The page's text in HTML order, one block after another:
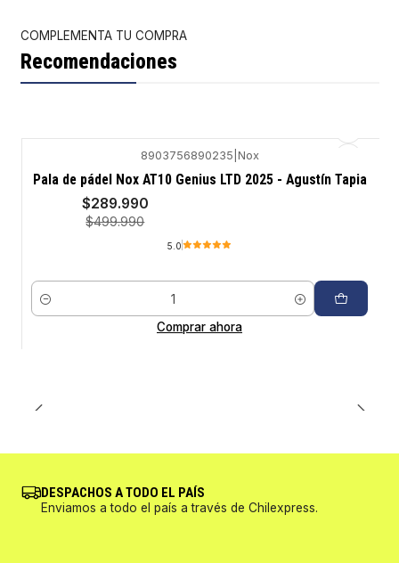
COMPLEMENTA TU COMPRA
Recomendaciones
-42%
8903756890235 Nox
Pala de pádel Nox AT10 Genius LTD 2025 - Agustín Tapia
$289.990
$499.990
5.0
Cantidad
Comprar ahora
DESPACHOS A TODO EL PAÍS
Enviamos a todo el país a través de Chilexpress.